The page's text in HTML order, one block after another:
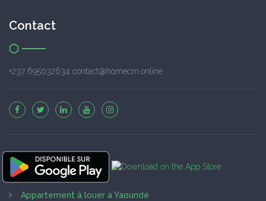
Contact
+237 695032634 contact@homecm.online
Appartement à louer à Yaoundé